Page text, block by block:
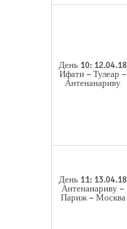
День 10: 12.04.18
Ифати – Тулеар –
Антенанариву
День 11: 13.04.18
Антенанариву –
Париж – Москва